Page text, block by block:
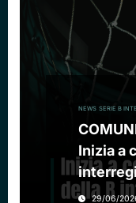
NEWS SERIE B
Inizia a
29/06/